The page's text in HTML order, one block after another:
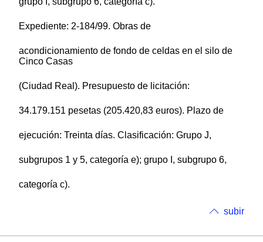
Expediente: 2-184/99. Obras de
acondicionamiento de fondo de celdas en el silo de
Cinco Casas
(Ciudad Real). Presupuesto de licitación:
34.179.151 pesetas (205.420,83 euros). Plazo de
ejecución: Treinta días. Clasificación: Grupo J,
subgrupos 1 y 5, categoría e); grupo I, subgrupo 6,
categoría c).
subir